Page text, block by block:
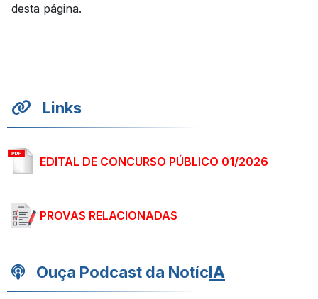
desta página.
Links
EDITAL DE CONCURSO PÚBLICO 01/2026
PROVAS RELACIONADAS
Ouça Podcast da NotícIA